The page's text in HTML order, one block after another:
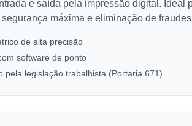
e saída pela impressão digital. Ideal
máxima e eliminação de
de alta precisão
software de ponto
pela legislação trabalhista (Portaria 671)